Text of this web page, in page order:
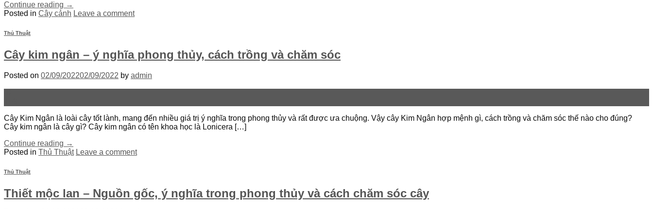
Continue reading →
Posted in Cây cảnh Leave a comment
Thủ Thuật
Cây kim ngân – ý nghĩa phong thủy, cách trồng và chăm sóc
Posted on 02/09/202202/09/2022 by admin
Cây Kim Ngân là loài cây tốt lành, mang đến nhiều giá trị ý nghĩa trong phong thủy và rất được ưa chuộng. Vậy cây Kim Ngân hợp mệnh gì, cách trồng và chăm sóc thế nào cho đúng?
Cây kim ngân là cây gì? Cây kim ngân có tên khoa học là Lonicera […]
Continue reading →
Posted in Thủ Thuật Leave a comment
Thủ Thuật
Thiết mộc lan – Nguồn gốc, ý nghĩa trong phong thủy và cách chăm sóc cây